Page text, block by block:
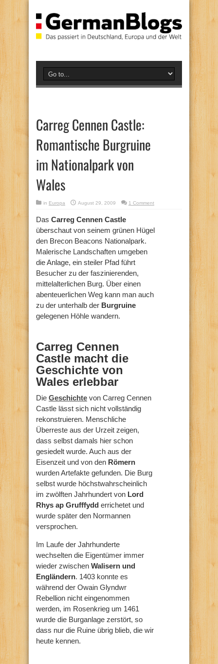
Carreg Cennen Castle:
Romantische Burgruine
im Nationalpark von
Wales
in Europa August 29, 2009 1 Comment
Das Carreg Cennen Castle
überschaut von seinem grünen Hügel
den Brecon Beacons Nationalpark.
Malerische Landschaften umgeben
die Anlage, ein steiler Pfad führt
Besucher zu der faszinierenden,
mittelalterlichen Burg. Über einen
abenteuerlichen Weg kann man auch
zu der unterhalb der Burgruine
gelegenen Höhle wandern.
Carreg Cennen
Castle macht die
Geschichte von
Wales erlebbar
Die Geschichte von Carreg Cennen
Castle lässt sich nicht vollständig
rekonstruieren. Menschliche
Überreste aus der Urzeit zeigen,
dass selbst damals hier schon
gesiedelt wurde. Auch aus der
Eisenzeit und von den Römern
wurden Artefakte gefunden. Die Burg
selbst wurde höchstwahrscheinlich
im zwölften Jahrhundert von Lord
Rhys ap Grufffydd errichetet und
wurde später den Normannen
versprochen.
Im Laufe der Jahrhunderte
wechselten die Eigentümer immer
wieder zwischen Walisern und
Engländern. 1403 konnte es
während der Owain Glyndwr
Rebellion nicht eingenommen
werden, im Rosenkrieg um 1461
wurde die Burganlage zerstört, so
dass nur die Ruine übrig blieb, die wir
heute kennen.